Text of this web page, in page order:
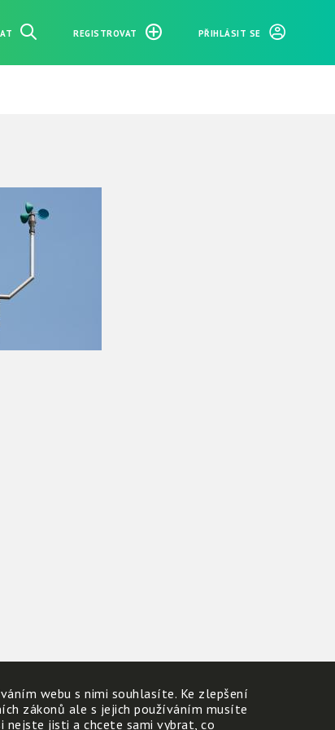
REGISTROVAT PŘIHLÁSIT SE
webu s nimi souhlasíte. Ke zlepšení
zákonů ale s jejich používáním musíte
nejste jisti a chcete sami vybrat, co